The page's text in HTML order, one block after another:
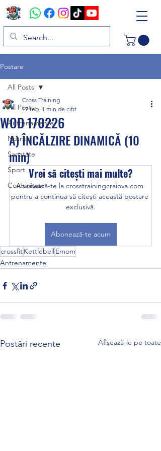
Postare
All Posts
Antrenamente
Nutritie
Sanatate
Sport
Comunitate
All Posts
WOD 170226
Cross Training
17 feb. 1 min de citit
A) ÎNCĂLZIRE DINAMICĂ (10
min)
Vrei să citești mai multe?
Abonează-te la crosstrainingcraiova.com
pentru a continua să citești această postare
exclusivă.
Abonează-te acum
crossfitKettlebell Emom
Antrenamente
Postări recente Afișează-le pe toate